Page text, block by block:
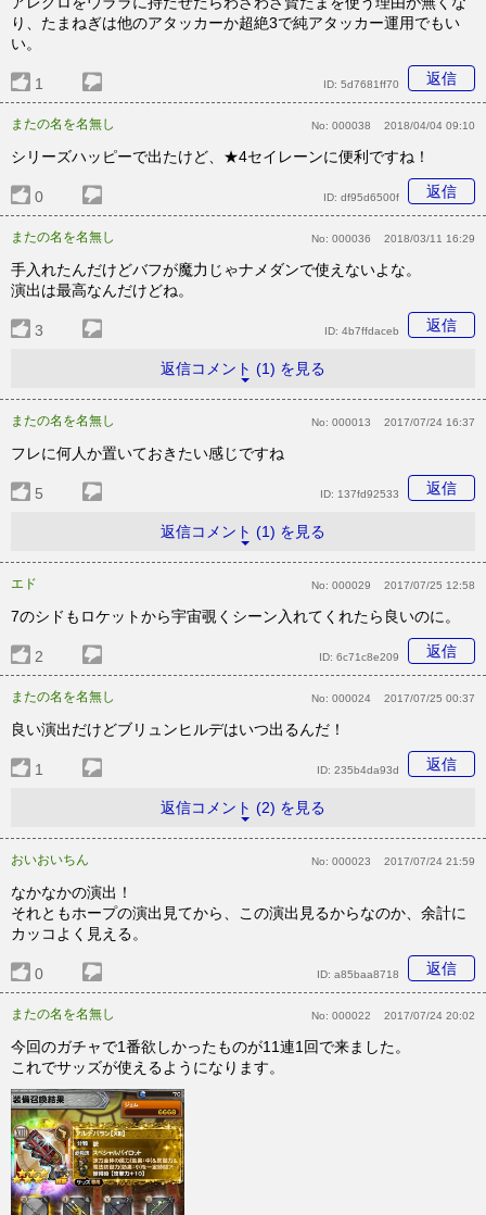
り、たまねぎは他のアタッカーか超絶3で純アタッカー運用でもい
い。
1 返信
ID: 5d7681ff70
またの名を名無し No: 000038 2018/04/04 09:10
シリーズハッピーで出たけど、★4セイレーンに便利ですね！
0 返信
ID: df95d6500f
またの名を名無し No: 000036 2018/03/11 16:29
手入れたんだけどバフが魔力じゃナメダンで使えないよな。
演出は最高なんだけどね。
3 返信
ID: 4b7ffdaceb
返信コメント (1) を見る
またの名を名無し No: 000013 2017/07/24 16:37
フレに何人か置いておきたい感じですね
5 返信
ID: 137fd92533
返信コメント (1) を見る
エド No: 000029 2017/07/25 12:58
7のシドもロケットから宇宙覗くシーン入れてくれたら良いのに。
2 返信
ID: 6c71c8e209
またの名を名無し No: 000024 2017/07/25 00:37
良い演出だけどブリュンヒルデはいつ出るんだ！
1 返信
ID: 235b4da93d
返信コメント (2) を見る
おいおいちん No: 000023 2017/07/24 21:59
なかなかの演出！
それともホープの演出見てから、この演出見るからなのか、余計に
カッコよく見える。
0 返信
ID: a85baa8718
またの名を名無し No: 000022 2017/07/24 20:02
今回のガチャで1番欲しかったものが11連1回で来ました。
これでサッズが使えるようになります。